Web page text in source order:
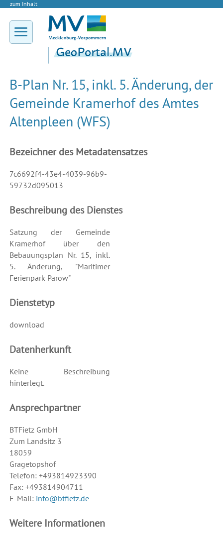
zum Inhalt
B-Plan Nr. 15, inkl. 5. Änderung, der
Gemeinde Kramerhof des Amtes
Altenpleen (WFS)
Bezeichner des Metadatensatzes
7c6692f4-43e4-4039-96b9-
59732d095013
Beschreibung des Dienstes
Satzung der Gemeinde
Kramerhof über den
Bebauungsplan Nr. 15, inkl.
5. Änderung, "Maritimer
Ferienpark Parow"
Dienstetyp
download
Datenherkunft
Keine Beschreibung
hinterlegt.
Ansprechpartner
BTFietz GmbH
Zum Landsitz 3
18059
Gragetopshof
Telefon: +493814923390
Fax: +493814904711
E-Mail: info@btfietz.de
Weitere Informationen